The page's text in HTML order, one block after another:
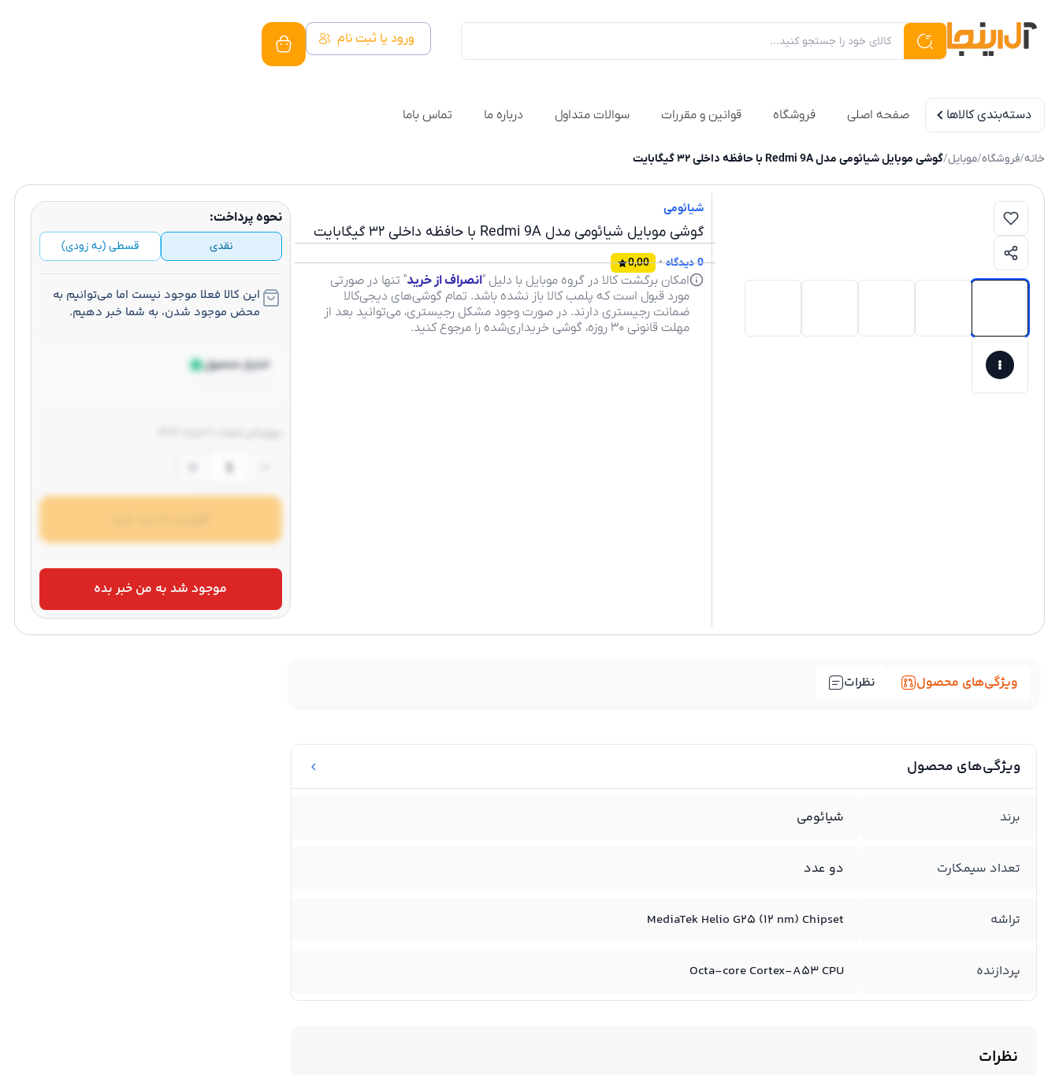
ورود یا ثبت نام
دسته‌بندی کالاها صفحه اصلی فروشگاه قوانین و مقررات سوالات متداول درباره ما تماس باما
خانه/فروشگاه/موبایل/گوشی موبایل شیائومی مدل Redmi 9A با حافظه داخلی ۳۲ گیگابایت
شیائومی
گوشی موبایل شیائومی مدل Redmi 9A با حافظه داخلی ۳۲ گیگابایت
0 دیدگاه •
0,00
امکان برگشت کالا در گروه موبایل با دلیل "انصراف از خرید" تنها در صورتی
مورد قبول است که پلمب کالا باز نشده باشد. تمام گوشی‌های دیجی‌کالا
ضمانت رجیستری دارند. در صورت وجود مشکل رجیستری، می‌توانید بعد از
مهلت قانونی ۳۰ روزه، گوشی خریداری‌شده را مرجوع کنید.
محصول به سبد خرید اضافه شد
توقف سفارش‌گیری
نحوه پرداخت:
نقدی قسطی (به زودی)
این کالا فعلا موجود نیست اما می‌توانیم به
محض موجود شدن، به شما خبر دهیم.
امتیاز محصول
موجود شد به من خبر بده
ویژگی‌های محصول نظرات
ویژگی‌های محصول
برند شیائومی
تعداد سیمکارت دو عدد
تراشه MediaTek Helio G۲۵ (۱۲ nm) Chipset
پردازنده Octa-core Cortex-A۵۳ CPU
نظرات